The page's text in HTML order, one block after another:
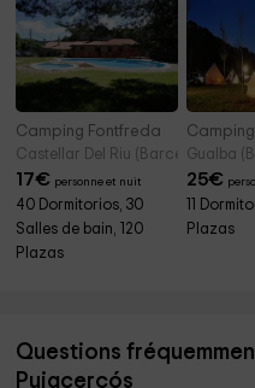
Camping Fontfreda
Castellar Del Riu (Barcelone)
17€ personne et nuit
40 Dormitorios, 30
Salles de bain, 120
Plazas
Gualba
25€
11
Plazas
Questions
Puigcercós